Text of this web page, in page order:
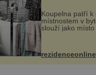
Koupelna patří k
místnostem v
slouží jako
odpočinek.
ručníky, osušky a
mohou jako
proutku...